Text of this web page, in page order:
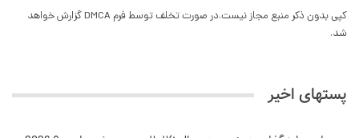
کپی بدون ذکر منبع مجاز نیست.در صورت تخلف توسط فرم DMCA گزارش خواهد
شد.
پستهای اخیر